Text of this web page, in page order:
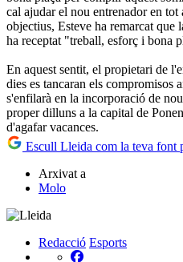
cal ajudar el nou entrenador en
objectius, Esteve ha remarcat que
ha receptat "treball, esforç i bona
En aquest sentit, el propietari de
dies es tancaran els compromisos
s'enfilarà en la incorporació de
proper dilluns a la capital de
d'agafar vacances.
Escull Lleida com la teva font
Arxivat a
Molo
Redacció Esports